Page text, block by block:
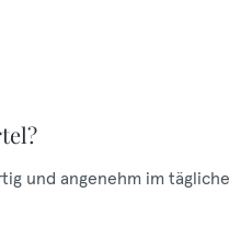
und angenehm im